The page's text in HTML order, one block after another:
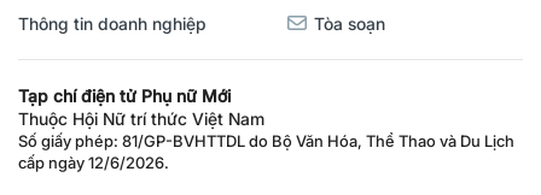
Thông tin doanh nghiệp Tòa soạn
Tạp chí điện tử Phụ nữ Mới
Thuộc Hội Nữ trí thức Việt Nam
Số giấy phép: 81/GP-BVHTTDL do Bộ Văn Hóa, Thể Thao và Du Lịch
cấp ngày 12/6/2026.